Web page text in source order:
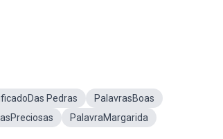
Pedras
PalavrasBoas
PalavraMargarida